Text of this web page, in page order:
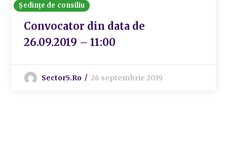
Ședințe de consiliu
Convocator din data de
26.09.2019 – 11:00
Sector5.ro 26 septembrie 2019